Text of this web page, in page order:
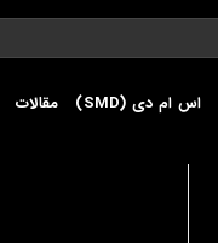
اس ام دی (SMD) مقالات